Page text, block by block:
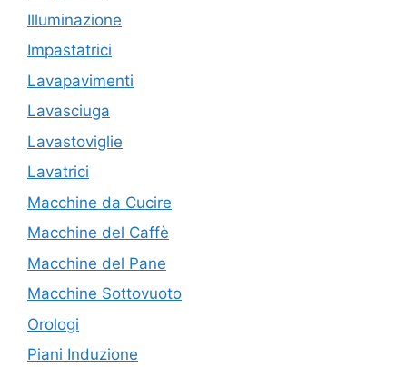
Illuminazione
Impastatrici
Lavapavimenti
Lavasciuga
Lavastoviglie
Lavatrici
Macchine da Cucire
Macchine del Caffè
Macchine del Pane
Macchine Sottovuoto
Orologi
Piani Induzione